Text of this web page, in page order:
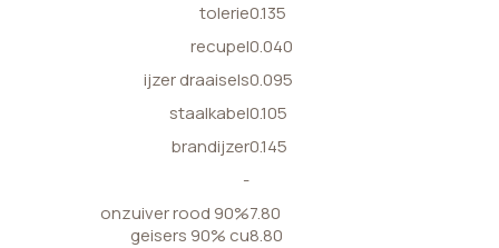
tolerie0.135
recupel0.040
ijzer draaisels0.095
staalkabel0.105
brandijzer0.145
-
onzuiver rood 90%
geisers 90% cu
7.80
8.80